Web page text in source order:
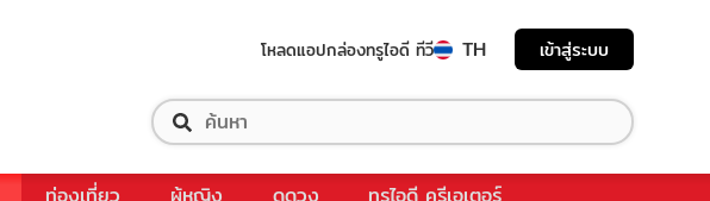
โหลดแอปกล่องทรูไอดี ทีวี TH เข้าสู่ระบบ